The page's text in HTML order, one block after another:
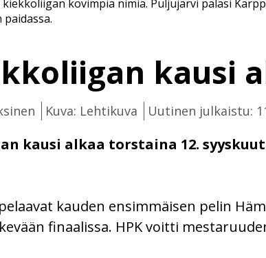
kausi
Kuva: Lehtikuva Uutinen julkaistu:
kausi alkaa torstaina 12.
kiekkoliigan kovimpia nimiä. Puljujärvi palasi
kauden ensimmäisen pelin
finaalissa. HPK voitti